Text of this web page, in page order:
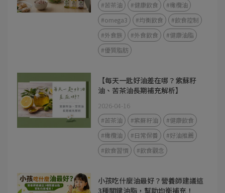
#苦茶油 #健康飲食
#橄欖油
#omega3
#均衡飲食
#飲食控制
#外食族
#外食飲食
#健康油脂
#優質脂肪
【每天一匙好油差在哪？紫蘇籽
油、苦茶油長期補充解析】
2026-04-16
#苦茶油 #紫蘇籽油
#健康飲食
#橄欖油
#日常保養
#好油推薦
#飲食習慣
#飲食觀念
小孩吃什麼油最好？營養師建議這
3種關鍵油脂，幫助均衡補充！